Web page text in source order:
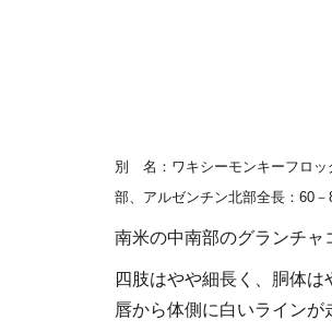
別 名 ：ワキシーモンキーフロッ
部、アルゼンチン北部全長 ：60
南米の中南部のグランチャ
四肢はやや細長く、胴体
唇から体側に白いラインが